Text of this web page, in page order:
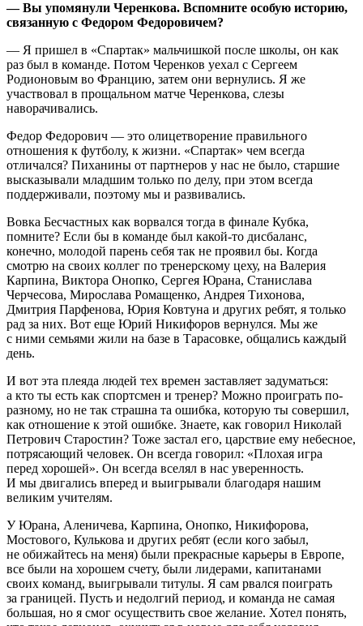
— Вы упомянули Черенкова. Вспомните особую историю,
связанную с Федором Федоровичем?
— Я пришел в «Спартак» мальчишкой после школы, он как
раз был в команде. Потом Черенков уехал с Сергеем
Родионовым во Францию, затем они вернулись. Я же
участвовал в прощальном матче Черенкова, слезы
наворачивались.
Федор Федорович — это олицетворение правильного
отношения к футболу, к жизни. «Спартак» чем всегда
отличался? Пиханины от партнеров у нас не было, старшие
высказывали младшим только по делу, при этом всегда
поддерживали, поэтому мы и развивались.
Вовка Бесчастных как ворвался тогда в финале Кубка,
помните? Если бы в команде был какой-то дисбаланс,
конечно, молодой парень себя так не проявил бы. Когда
смотрю на своих коллег по тренерскому цеху, на Валерия
Карпина, Виктора Онопко, Сергея Юрана, Станислава
Черчесова, Мирослава Ромащенко, Андрея Тихонова,
Дмитрия Парфенова, Юрия Ковтуна и других ребят, я только
рад за них. Вот еще Юрий Никифоров вернулся. Мы же
с ними семьями жили на базе в Тарасовке, общались каждый
день.
И вот эта плеяда людей тех времен заставляет задуматься:
а кто ты есть как спортсмен и тренер? Можно проиграть по-
разному, но не так страшна та ошибка, которую ты совершил,
как отношение к этой ошибке. Знаете, как говорил Николай
Петрович Старостин? Тоже застал его, царствие ему небесное,
потрясающий человек. Он всегда говорил: «Плохая игра
перед хорошей». Он всегда вселял в нас уверенность.
И мы двигались вперед и выигрывали благодаря нашим
великим учителям.
У Юрана, Аленичева, Карпина, Онопко, Никифорова,
Мостового, Кулькова и других ребят (если кого забыл,
не обижайтесь на меня) были прекрасные карьеры в Европе,
все были на хорошем счету, были лидерами, капитанами
своих команд, выигрывали титулы. Я сам рвался поиграть
за границей. Пусть и недолгий период, и команда не самая
большая, но я смог осуществить свое желание. Хотел понять,